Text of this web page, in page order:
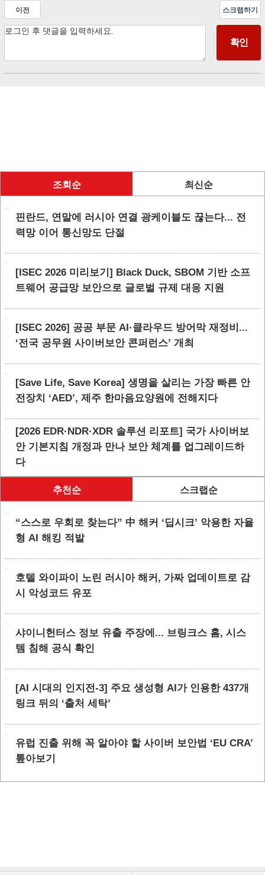
이전 스크랩하기
조회순 최신순
핀란드, 연말에 러시아 연결 광케이블도 끊는다... 전
력망 이어 통신망도 단절
[ISEC 2026 미리보기] Black Duck, SBOM 기반 소프
트웨어 공급망 보안으로 글로벌 규제 대응 지원
[ISEC 2026] 공공 부문 AI·클라우드 방어막 재정비...
‘전국 공무원 사이버보안 콘퍼런스’ 개최
[Save Life, Save Korea] 생명을 살리는 가장 빠른 안
전장치 ‘AED’, 제주 한마음요양원에 전해지다
[2026 EDR·NDR·XDR 솔루션 리포트] 국가 사이버보
안 기본지침 개정과 만나 보안 체계를 업그레이드하
다
추천순 스크랩순
“스스로 우회로 찾는다” 中 해커 ‘딥시크’ 악용한 자율
형 AI 해킹 적발
호텔 와이파이 노린 러시아 해커, 가짜 업데이트로 감
시 악성코드 유포
샤이니헌터스 정보 유출 주장에... 브링크스 홈, 시스
템 침해 공식 확인
[AI 시대의 인지전-3] 주요 생성형 AI가 인용한 437개
링크 뒤의 ‘출처 세탁’
유럽 진출 위해 꼭 알아야 할 사이버 보안법 ‘EU CRA’
톺아보기